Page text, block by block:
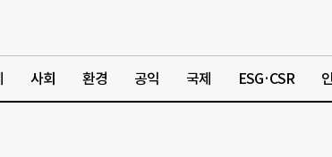
사회 환경 공익 국제 ESG·CSR